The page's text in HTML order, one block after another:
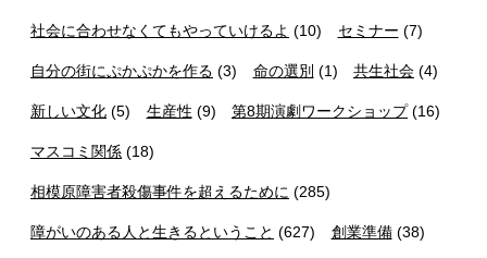
社会に合わせなくてもやっていけるよ (10) セミナー (7)
自分の街にぷかぷかを作る (3) 命の選別 (1) 共生社会 (4)
新しい文化 (5) 生産性 (9) 第8期演劇ワークショップ(16)
マスコミ関係 (18)
相模原障害者殺傷事件を超えるために (285)
障がいのある人と生きるということ (627) 創業準備(38)